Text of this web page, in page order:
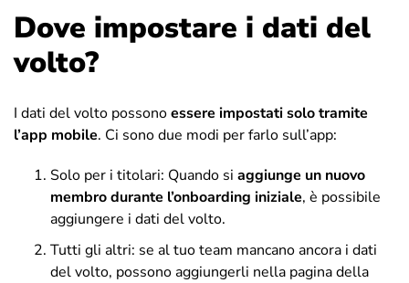
Dove impostare i dati del
volto?
I dati del volto possonoessere impostati solo tramite
l’app mobile. Ci sono due modi per farlo sull’app:
Solo per i titolari: Quando si aggiunge un nuovo
membro durante l’onboarding iniziale, è possibile
aggiungere i dati del volto.
Tutti gli altri: se al tuo team mancano ancora i dati
del volto, possono aggiungerli nella pagina della